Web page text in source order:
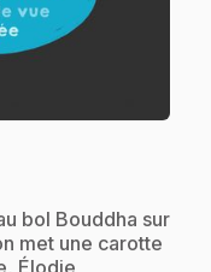
bol Bouddha sur
met une carotte